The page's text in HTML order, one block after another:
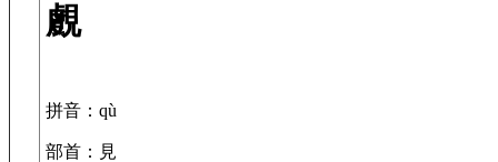
覻
拼音 ：qù
部首 ：見